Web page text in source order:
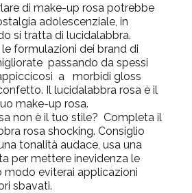
di make-up rosa potrebbe
adolescenziale, in
si tratta di lucidalabbra.
formulazioni dei brand di
passando da spessi
a morbidi gloss
Il lucidalabbra rosa è il
make-up rosa.
non è il tuo stile? Completa il
rosa shocking. Consiglio
tonalità audace, usa una
per mettere inevidenza le
modo eviterai applicazioni
sbavati.